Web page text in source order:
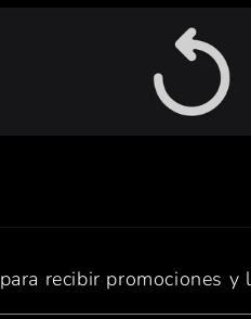
recibir promociones